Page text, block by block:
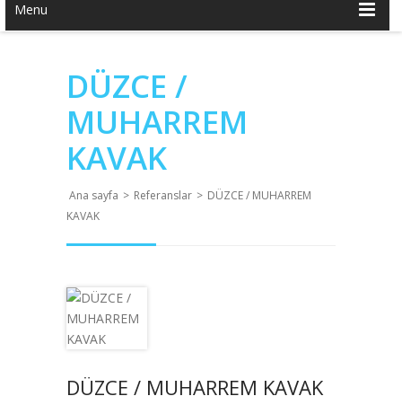
Menu
DÜZCE /
MUHARREM
KAVAK
Ana sayfa > Referanslar > DÜZCE / MUHARREM
KAVAK
DÜZCE / MUHARREM KAVAK